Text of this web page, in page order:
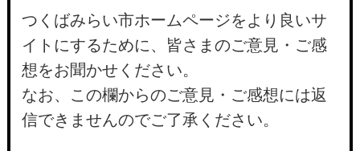
つくばみらい市ホームページをより良いサ
イトにするために、皆さまのご意見・ご感
想をお聞かせください。
なお、この欄からのご意見・ご感想には返
信できませんのでご了承ください。